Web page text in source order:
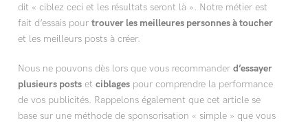
dit « ciblez ceci et les résultats seront là ». Notre métier est
fait d’essais pour trouver les meilleures personnes à toucher
et les meilleurs posts à créer.
Nous ne pouvons dès lors que vous recommander d’essayer
plusieurs postset ciblagespour comprendre la performance
de vos publicités. Rappelons également que cet article se
base sur une méthode de sponsorisation « simple » que vous